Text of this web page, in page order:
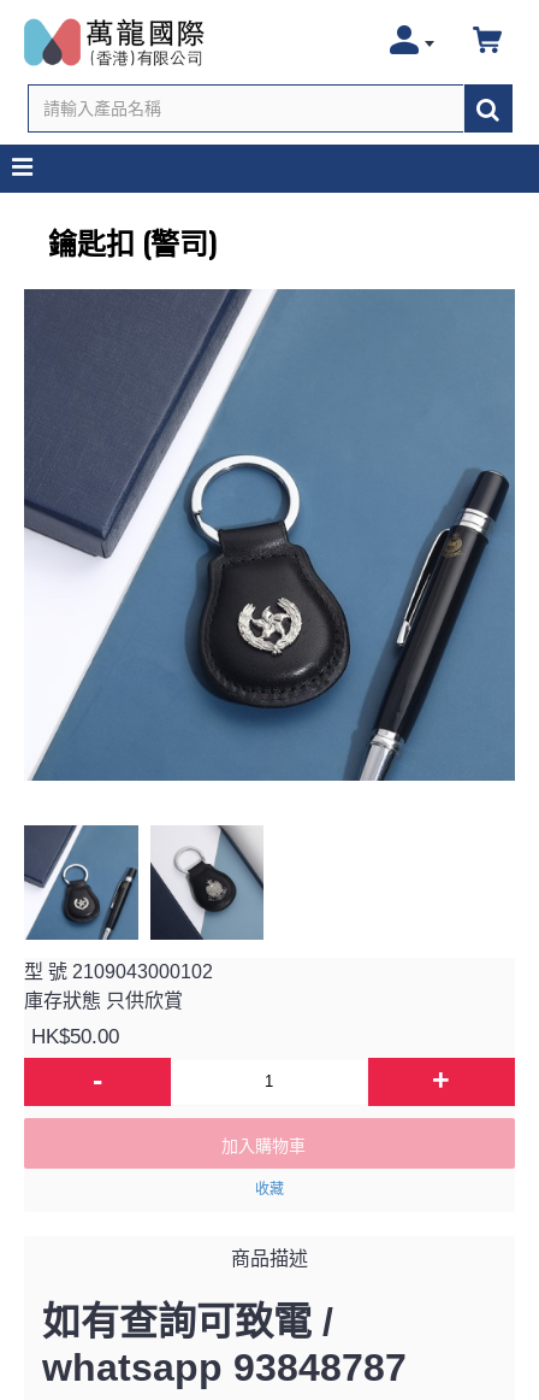
鑰匙扣 (警司)
型 號 2109043000102
庫存狀態 只供欣賞
HK$50.00
- +
加入購物車
收藏
商品描述
如有查詢可致電 /
whatsapp 93848787